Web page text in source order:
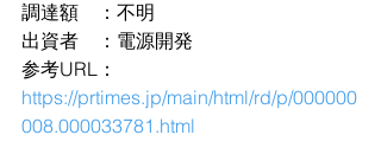
調達額　：不明
出資者　：電源開発
参考URL：
https://prtimes.jp/main/html/rd/p/000000
008.000033781.html